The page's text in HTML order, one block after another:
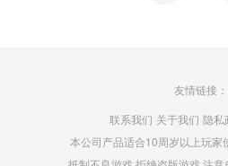
友情链接：
联系我们 关于我们 隐私
本公司产品适合10周岁以上玩家